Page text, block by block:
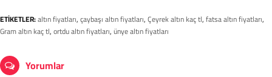
ETİKETLER:altın fiyatları,çaybaşı altın fiyatları,Çeyrek altın kaç tl,fatsa altın fiyatları,
Gram altın kaç tl,ortdu altın fiyatları,ünye altın fiyatları
Yorumlar